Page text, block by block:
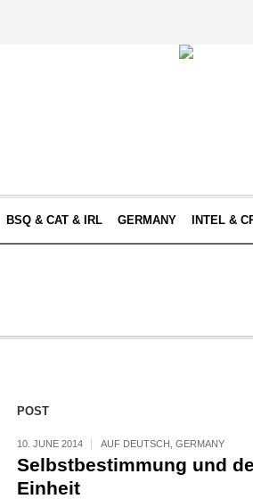
BSQ & CAT & IRL GERMANY INTEL &
POST
10. JUNE 2014 AUF DEUTSCH GERMANY
Selbstbestimmung und
Einheit